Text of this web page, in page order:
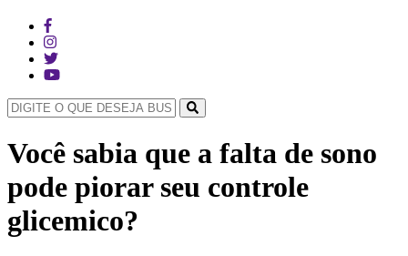
Você sabia que a falta de sono
pode piorar seu controle
glicemico?